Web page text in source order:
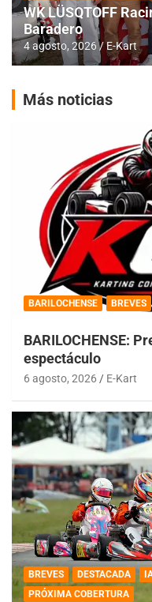
WK LÜSQTOFF
Baradero
4 agosto, 2026 E-Kart
Más noticias
BARILOCHENSE BREVES
BARILOCHENSE:
espectáculo
6 agosto, 2026 E-Kart
BREVES DESTACADA
PRÓXIMA COBERTURA